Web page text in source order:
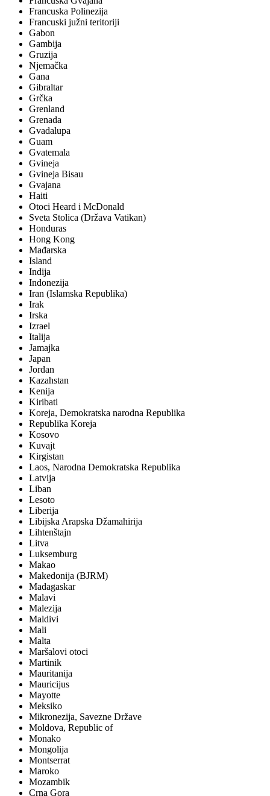
Francuska Polinezija
Francuski južni teritoriji
Gabon
Gambija
Gruzija
Njemačka
Gana
Gibraltar
Grčka
Grenland
Grenada
Gvadalupa
Guam
Gvatemala
Gvineja
Gvineja Bisau
Gvajana
Haiti
Otoci Heard i McDonald
Sveta Stolica (Država Vatikan)
Honduras
Hong Kong
Mađarska
Island
Indija
Indonezija
Iran (Islamska Republika)
Irak
Irska
Izrael
Italija
Jamajka
Japan
Jordan
Kazahstan
Kenija
Kiribati
Koreja, Demokratska narodna Republika
Republika Koreja
Kosovo
Kuvajt
Kirgistan
Laos, Narodna Demokratska Republika
Latvija
Liban
Lesoto
Liberija
Libijska Arapska Džamahirija
Lihtenštajn
Litva
Luksemburg
Makao
Makedonija (BJRM)
Madagaskar
Malavi
Malezija
Maldivi
Mali
Malta
Maršalovi otoci
Martinik
Mauritanija
Mauricijus
Mayotte
Meksiko
Mikronezija, Savezne Države
Moldova, Republic of
Monako
Mongolija
Montserrat
Maroko
Mozambik
Crna Gora